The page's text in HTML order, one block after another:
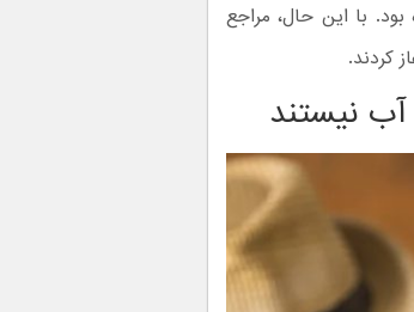
با این حال، مراجع
کردند.
نیستند